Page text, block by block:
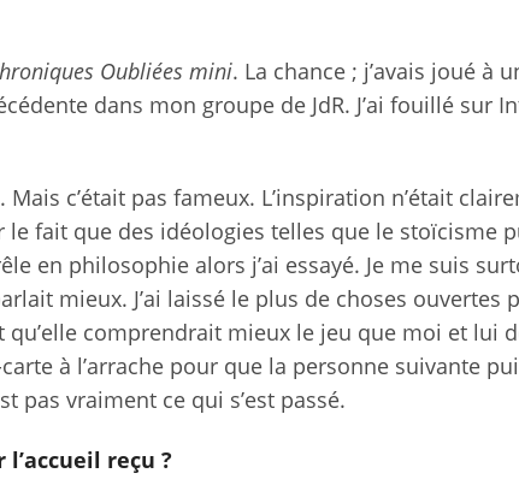
Oubliées mini. La chance ; j’avais joué à
dans mon groupe de JdR. J’ai fouillé sur
c’était pas fameux. L’inspiration n’était
fait que des idéologies telles que le stoïcisme
en philosophie alors j’ai essayé. Je me suis
mieux. J’ai laissé le plus de choses ouvertes
comprendrait mieux le jeu que moi et lui
à l’arrache pour que la personne suivante
pas vraiment ce qui s’est passé.
reçu ?